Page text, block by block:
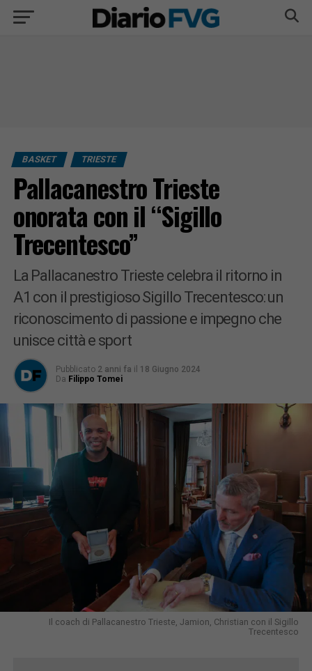
BASKET TRIESTE
Pallacanestro Trieste
onorata con il “Sigillo
Trecentesco”
La Pallacanestro Trieste celebra il ritorno in
A1 con il prestigioso Sigillo Trecentesco: un
riconoscimento di passione e impegno che
unisce città e sport
Pubblicato 2 anni fa il 18 Giugno 2024
Da Filippo Tomei
Il coach di Pallacanestro Trieste, Jamion, Christian con il Sigillo
Trecentesco